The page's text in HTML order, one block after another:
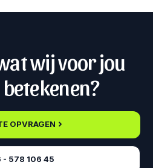
wij voor jou
OPVRAGEN
- 578 106 45‬